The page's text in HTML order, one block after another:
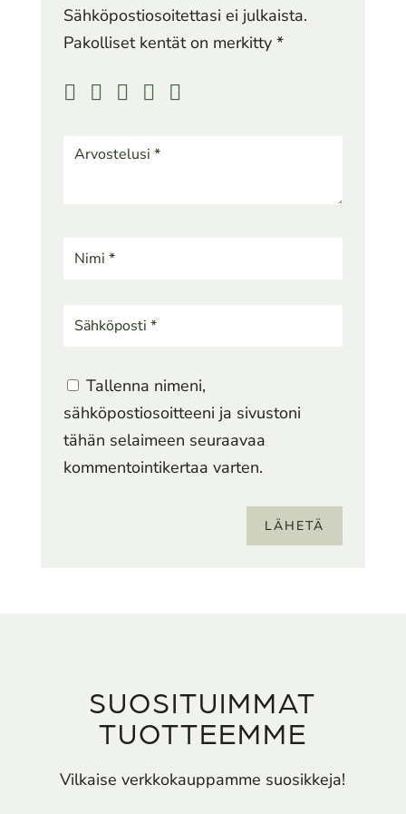
Sähköpostiosoitettasi ei julkaista.
Pakolliset kentät on merkitty *
Tallenna nimeni,
sähköpostiosoitteeni ja sivustoni
tähän selaimeen seuraavaa
kommentointikertaa varten.
LÄHETÄ
SUOSITUIMMAT
TUOTTEEMME
Vilkaise verkkokauppamme suosikkeja!